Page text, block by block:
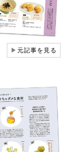
▶元記事を見る